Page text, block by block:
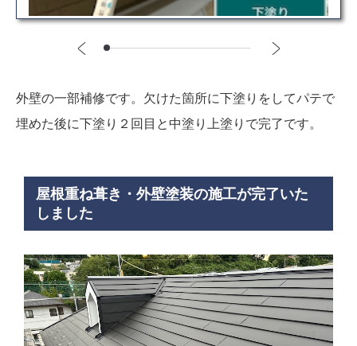
外壁の一部補修です。欠けた箇所に下塗りをしてパテで
埋めた後に下塗り２回目と中塗り上塗りで完了です。
屋根重ね葺き・外壁塗装の施工が完了いた
しました